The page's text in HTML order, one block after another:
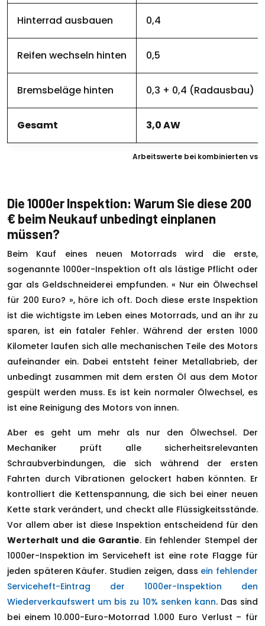
Arbeitswerte bei kombinierten vs.
Hinterrad ausbauen 0,4
Reifen wechseln hinten 0,5
Bremsbeläge hinten 0,3 + 0,4 (Radausbau)
Gesamt 3,0 AW
Die 1000er Inspektion: Warum Sie diese 200
€ beim Neukauf unbedingt einplanen
müssen?
Beim Kauf eines neuen Motorrads wird die erste,
sogenannte 1000er-Inspektion oft als lästige Pflicht oder
gar als Geldschneiderei empfunden. « Nur ein Ölwechsel
für 200 Euro? », höre ich oft. Doch diese erste Inspektion
ist die wichtigste im Leben eines Motorrads, und an ihr zu
sparen, ist ein fataler Fehler. Während der ersten 1000
Kilometer laufen sich alle mechanischen Teile des Motors
aufeinander ein. Dabei entsteht feiner Metallabrieb, der
unbedingt zusammen mit dem ersten Öl aus dem Motor
gespült werden muss. Es ist kein normaler Ölwechsel, es
ist eine Reinigung des Motors von innen.
Aber es geht um mehr als nur den Ölwechsel. Der
Mechaniker prüft alle sicherheitsrelevanten
Schraubverbindungen, die sich während der ersten
Fahrten durch Vibrationen gelockert haben könnten. Er
kontrolliert die Kettenspannung, die sich bei einer neuen
Kette stark verändert, und checkt alle Flüssigkeitsstände.
Vor allem aber ist diese Inspektion entscheidend für den
Werterhalt und die Garantie. Ein fehlender Stempel der
1000er-Inspektion im Serviceheft ist eine rote Flagge für
jeden späteren Käufer. Studien zeigen, dass ein fehlender
Serviceheft-Eintrag der 1000er-Inspektion den
Wiederverkaufswert um bis zu 10% senken kann. Das sind
bei einem 10.000-Euro-Motorrad 1.000 Euro Verlust – für